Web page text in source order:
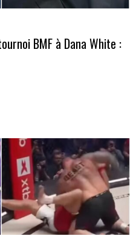
BMF à Dana White :